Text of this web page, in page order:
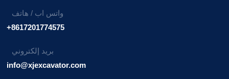
واتس اب / هاتف
+8617201774575
بريد إلكتروني
info@xjexcavator.com